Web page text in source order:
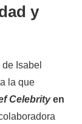
y
Isabel
la que
Celebrityen